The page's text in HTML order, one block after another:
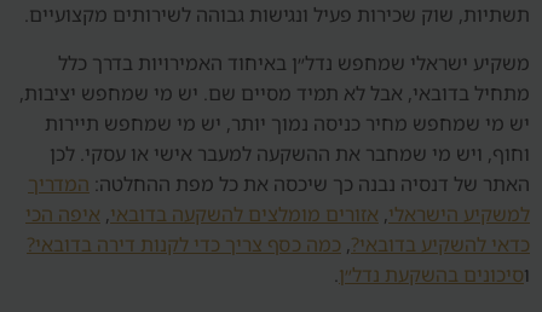
תשתיות, שוק שכירות פעיל ונגישות גבוהה לשירותים מקצועיים.
משקיע ישראלי שמחפש נדל״ן באיחוד האמירויות בדרך כלל
מתחיל בדובאי, אבל לא תמיד מסיים שם. יש מי שמחפש יציבות,
יש מי שמחפש מחיר כניסה נמוך יותר, יש מי שמחפש תיירות
וחוף, ויש מי שמחבר את ההשקעה למעבר אישי או עסקי. לכן
האתר של דנסיה נבנה כך שיכסה את כל מפת ההחלטה: המדריך
למשקיע הישראלי, אזורים מומלצים להשקעה בדובאי, איפה הכי
כדאי להשקיע בדובאי?, כמה כסף צריך כדי לקנות דירה בדובאי?
וסיכונים בהשקעת נדל״ן.